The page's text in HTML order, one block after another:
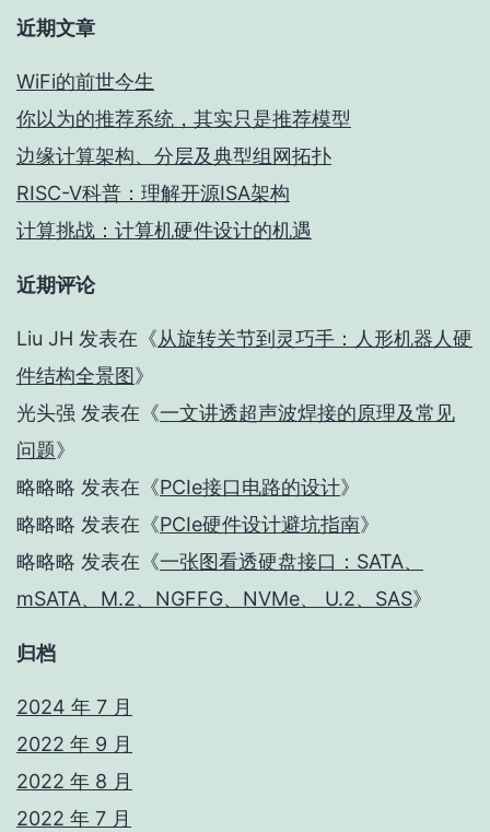
近期文章
WiFi的前世今生
你以为的推荐系统，其实只是推荐模型
边缘计算架构、分层及典型组网拓扑
RISC-V科普：理解开源ISA架构
计算挑战：计算机硬件设计的机遇
近期评论
Liu JH 发表在《从旋转关节到灵巧手：人形机器人硬
件结构全景图》
光头强 发表在《一文讲透超声波焊接的原理及常见
问题》
略略略 发表在《PCIe接口电路的设计》
略略略 发表在《PCIe硬件设计避坑指南》
略略略 发表在《一张图看透硬盘接口：SATA、
mSATA、M.2、NGFFG、NVMe、 U.2、SAS》
归档
2024 年 7 月
2022 年 9 月
2022 年 8 月
2022 年 7 月